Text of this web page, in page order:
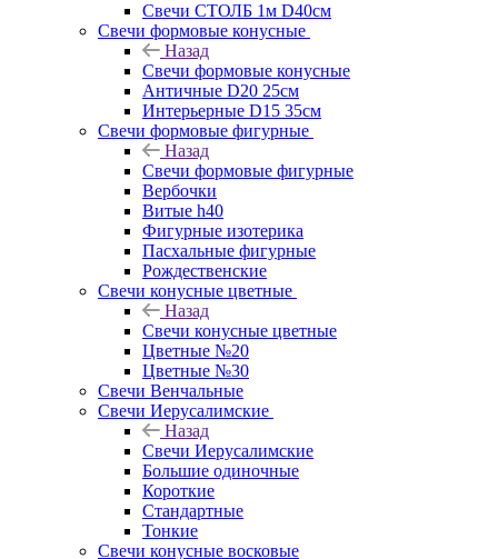
Свечи СТОЛБ 1м D40см
Свечи формовые конусные
Назад
Свечи формовые конусные
Античные D20 25см
Интерьерные D15 35см
Свечи формовые фигурные
Назад
Свечи формовые фигурные
Вербочки
Витые h40
Фигурные изотерика
Пасхальные фигурные
Рождественские
Свечи конусные цветные
Назад
Свечи конусные цветные
Цветные №20
Цветные №30
Свечи Венчальные
Свечи Иерусалимские
Назад
Свечи Иерусалимские
Большие одиночные
Короткие
Стандартные
Тонкие
Свечи конусные восковые